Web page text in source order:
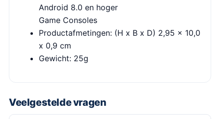
Android 8.0 en hoger
Game Consoles
Productafmetingen: (H x B x D) 2,95 x 10,0
x 0,9 cm
Gewicht: 25g
Veelgestelde vragen